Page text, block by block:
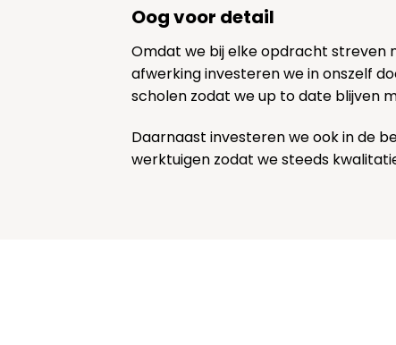
Oog voor detail
Omdat we bij elke opdracht streven
afwerking investeren we in onszelf
scholen zodat we up to date blijven
Daarnaast investeren we ook in de
werktuigen zodat we steeds